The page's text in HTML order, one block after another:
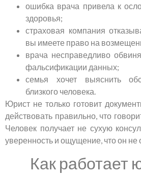
ошибка врача привела к
здоровья;
страховая компания
вы имеете право на
врача несправедливо
фальсификации данных;
семья хочет выяснить
близкого человека.
Юрист не только готовит
действовать правильно, что
Человек получает не сухую
уверенность и ощущение, что он не
Как работает